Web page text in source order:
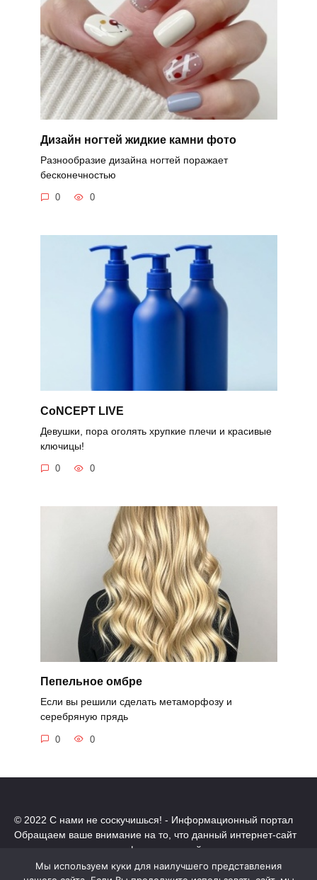
Дизайн ногтей жидкие камни фото
Разнообразие дизайна ногтей поражает
бесконечностью
0 0
CoNCEPT LIVE
Девушки, пора оголять хрупкие плечи и красивые
ключицы!
0 0
Пепельное омбре
Если вы решили сделать метаморфозу и
серебряную прядь
0 0
© 2022 С нами не соскучишься! - Информационный портал
Обращаем ваше внимание на то, что данный интернет-сайт
носит исключительно информационный характер.
Все торговые марки принадлежат их владельцам. Все права
Мы используем куки для наилучшего представления